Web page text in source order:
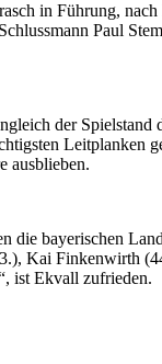
in Führung,
Paul
der
Leitplanken
ausblieben.
bayerischen
Kai Finkenwirth
ist Ekvall zufrieden.